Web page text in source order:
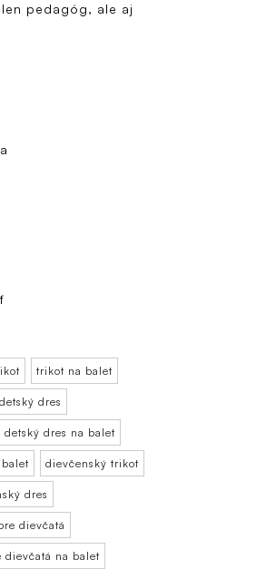
pedagóg, ale aj
trikot na balet
detský dres
detský dres na balet
dievčenský trikot
dres
dievčatá
dievčatá na balet